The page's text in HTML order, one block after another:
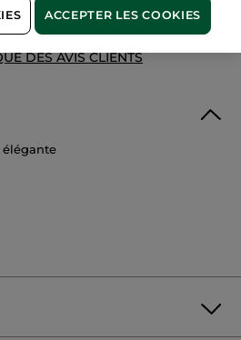
GÉNÉRALES ICI
DES AVIS CLIENTS
élégante
ACCEPTER LES COOKIES